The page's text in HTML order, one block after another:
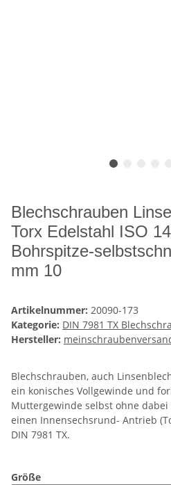
Blechschrauben
Torx Edelstahl ISO
Bohrspitze-
mm 10
Artikelnummer: 20090-173
Kategorie: DIN 7981 TX
Hersteller:
Blechschrauben, auch
ein konisches Vollgewinde und
Muttergewinde selbst ohne
einen Innensechsrund- Antrieb
DIN 7981 TX.
Größe